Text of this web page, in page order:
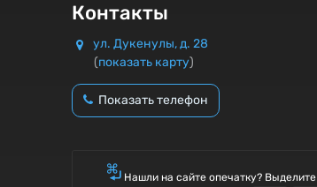
Контакты
ул. Дукенулы, д. 28
(показать карту)
Показать телефон
Нашли на сайте опечатку? Выделите